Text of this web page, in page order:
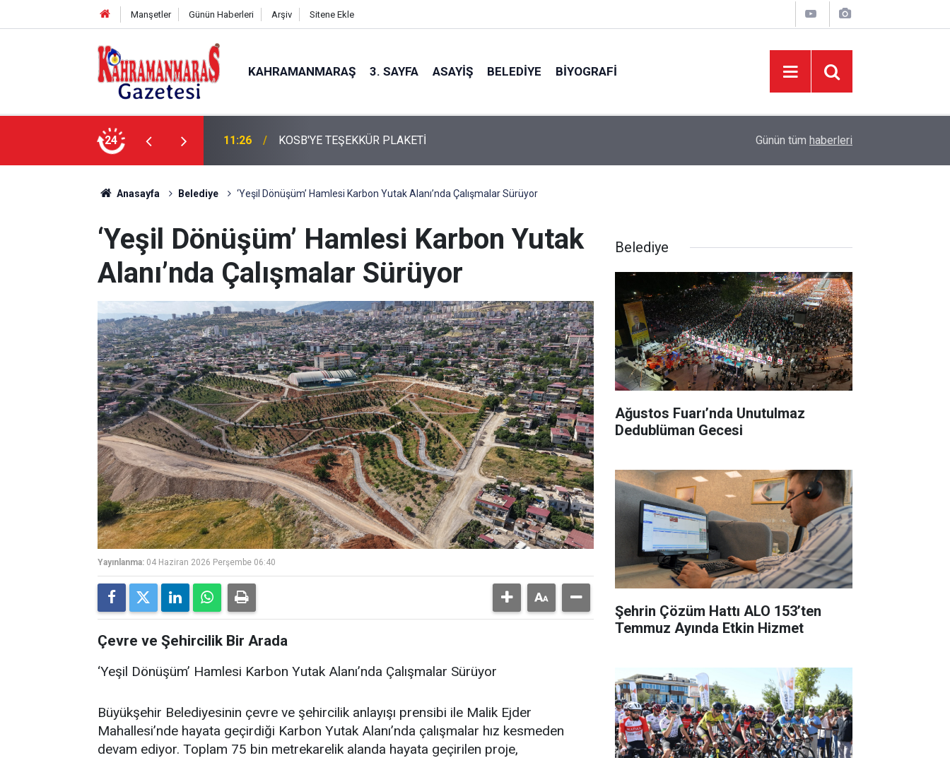
Manşetler Günün Haberleri Arşiv Sitene Ekle
KAHRAMANMARAŞ 3. SAYFA ASAYIŞ BELEDIYE BIYOGRAFI
24 11:09 KMTSO'DAN KEMAL KARAKÜÇÜK'E ÖZEL ONUR ÖDÜLÜ KMTSO'DAN MUSTAFA NARLI'YA HİZMET
Günün tüm haberleri
Anasayfa Belediye ‘Yeşil Dönüşüm’ Hamlesi Karbon Yutak Alanı’nda Çalışmalar Sürüyor
‘Yeşil Dönüşüm’ Hamlesi Karbon Yutak
Alanı’nda Çalışmalar Sürüyor
Yayınlanma: 04 Haziran 2026 Perşembe 06:40
Çevre ve Şehircilik Bir Arada
‘Yeşil Dönüşüm’ Hamlesi Karbon Yutak Alanı’nda Çalışmalar Sürüyor
Büyükşehir Belediyesinin çevre ve şehircilik anlayışı prensibi ile Malik Ejder
Mahallesi’nde hayata geçirdiği Karbon Yutak Alanı’nda çalışmalar hız kesmeden
devam ediyor. Toplam 75 bin metrekarelik alanda hayata geçirilen proje,
Belediye
Ağustos Fuarı’nda Unutulmaz
Dedublüman Gecesi
Şehrin Çözüm Hattı ALO 153’ten
Temmuz Ayında Etkin Hizmet